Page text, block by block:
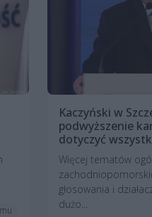
Kaczyński w
podwyższenie
dotyczyć
Więcej tematów
głosowania i
dużo...